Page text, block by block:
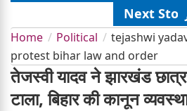
Next
Home Political
tejashwi
protest bihar law and order
तेजस्वी यादव ने झारखंड
टाला, बिहार की कानून